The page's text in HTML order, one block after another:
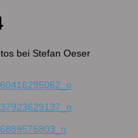
bei Stefan Oeser